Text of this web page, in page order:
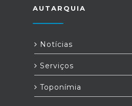
AUTARQUIA
Notícias
Serviços
Toponímia